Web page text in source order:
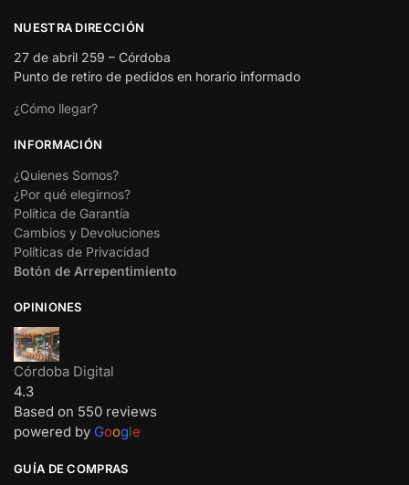
NUESTRA DIRECCIÓN
27 de abril 259 – Córdoba
Punto de retiro de pedidos en horario informado
¿Cómo llegar?
INFORMACIÓN
¿Quienes Somos?
¿Por qué elegirnos?
Política de Garantía
Cambios y Devoluciones
Políticas de Privacidad
Botón de Arrepentimiento
OPINIONES
Córdoba Digital
4.3
Based on 550 reviews
powered by Google
GUÍA DE COMPRAS